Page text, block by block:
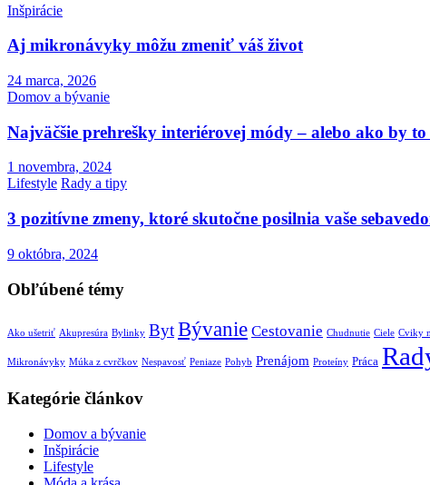
Inšpirácie
Aj mikronávyky môžu zmeniť váš život
24 marca, 2026
Domov a bývanie
Najväčšie prehrešky interiérovej módy – alebo ako by
1 novembra, 2024
Lifestyle Rady a tipy
3 pozitívne zmeny, ktoré skutočne posilnia vaše
9 októbra, 2024
Obľúbené témy
Ako ušetriť Akupresúra Bylinky BytBývanie Cestovanie Chudnutie Ciele Cviky
Mikronávyky Múka z cvrčkov Nespavosť Peniaze Pohyb Prenájom Proteíny Práca
Kategórie článkov
Domov a bývanie
Inšpirácie
Lifestyle